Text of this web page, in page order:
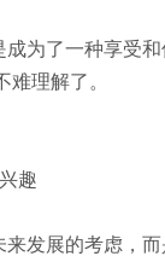
为了一种享受
理解了。
趣
发展的考虑，